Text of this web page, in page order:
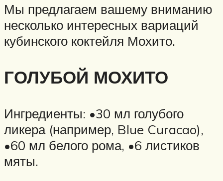
Мы предлагаем вашему вниманию
несколько интересных вариаций
кубинского коктейля Мохито.
ГОЛУБОЙ МОХИТО
Ингредиенты: •30 мл голубого
ликера (например, Blue Curacao),
•60 мл белого рома, •6 листиков
мяты.